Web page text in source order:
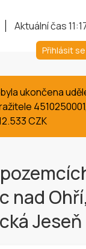
Aktuální čas
Přihlásit se
ukončena
CZK
nad Ohří,
Jeseň